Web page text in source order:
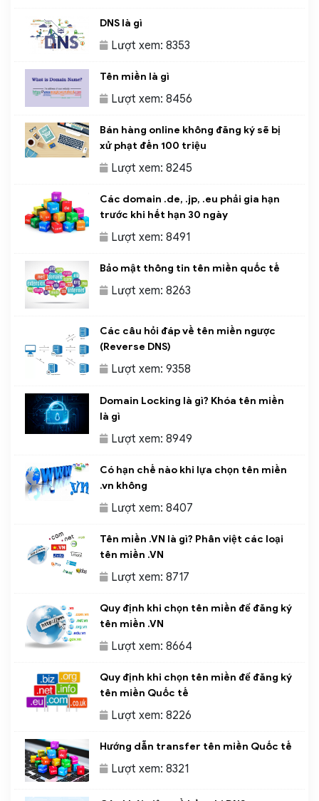
DNS là gì
Lượt xem: 8353
Tên miền là gì
Lượt xem: 8456
Bán hàng online không đăng ký sẽ bị
xử phạt đến 100 triệu
Lượt xem: 8245
Các domain .de, .jp, .eu phải gia hạn
trước khi hết hạn 30 ngày
Lượt xem: 8491
Bảo mật thông tin tên miền quốc tế
Lượt xem: 8263
Các câu hỏi đáp về tên miền ngược
(Reverse DNS)
Lượt xem: 9358
Domain Locking là gì? Khóa tên miền
là gì
Lượt xem: 8949
Có hạn chế nào khi lựa chọn tên miền
.vn không
Lượt xem: 8407
Tên miền .VN là gì? Phân việt các loại
tên miền .VN
Lượt xem: 8717
Quy định khi chọn tên miền để đăng ký
tên miền .VN
Lượt xem: 8664
Quy định khi chọn tên miền để đăng ký
tên miền Quốc tế
Lượt xem: 8226
Hướng dẫn transfer tên miền Quốc tế
Lượt xem: 8321